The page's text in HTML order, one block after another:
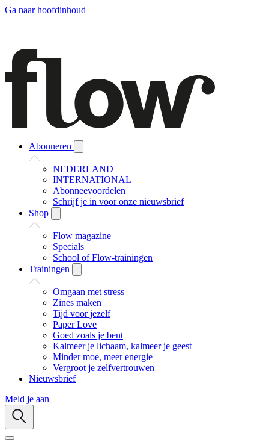
Ga naar hoofdinhoud
Abonneren
NEDERLAND
INTERNATIONAL
Abonneevoordelen
Schrijf je in voor onze nieuwsbrief
Shop
Flow magazine
Specials
School of Flow-trainingen
Trainingen
Omgaan met stress
Zines maken
Tijd voor jezelf
Paper Love
Goed zoals je bent
Kalmeer je lichaam, kalmeer je geest
Minder moe, meer energie
Vergroot je zelfvertrouwen
Nieuwsbrief
Meld je aan